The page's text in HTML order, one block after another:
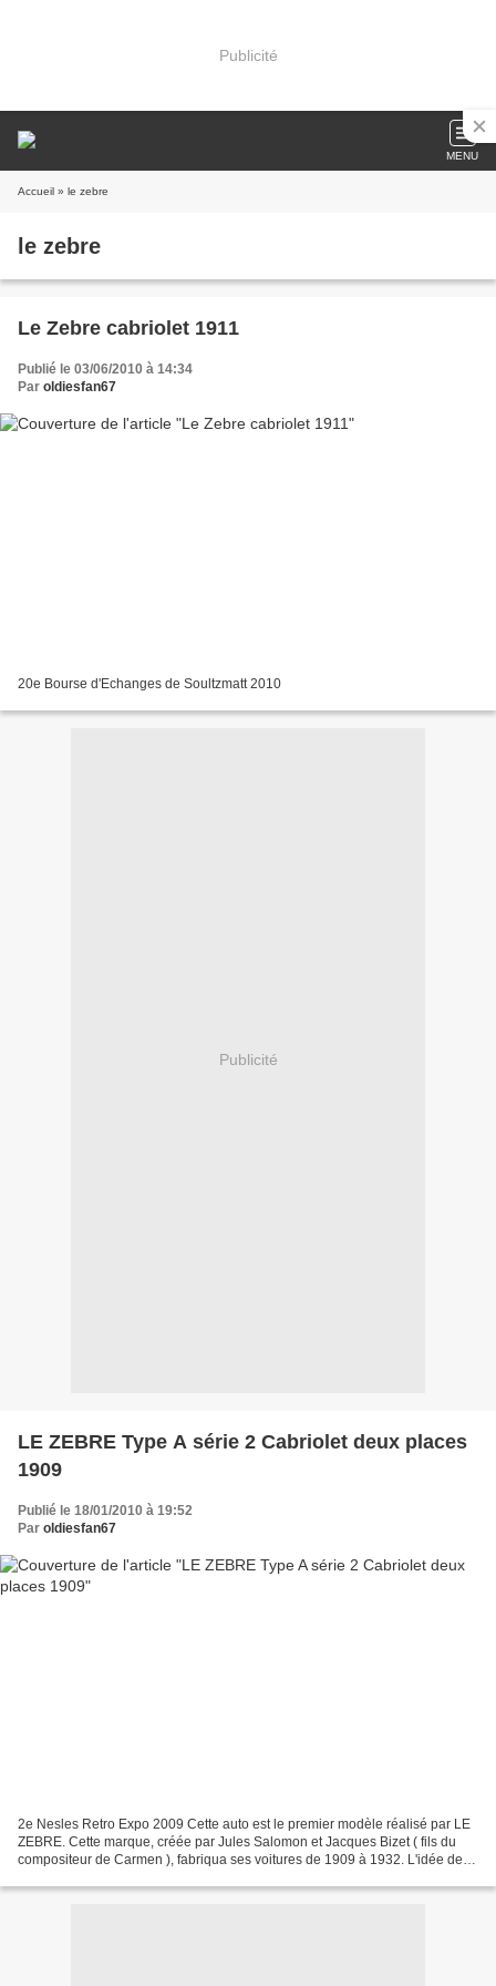
Publicité
MENU
Accueil » le zebre
le zebre
Le Zebre cabriolet 1911
Publié le 03/06/2010 à 14:34
Par oldiesfan67
20e Bourse d'Echanges de Soultzmatt 2010
Publicité
LE ZEBRE Type A série 2 Cabriolet deux places
1909
Publié le 18/01/2010 à 19:52
Par oldiesfan67
2e Nesles Retro Expo 2009 Cette auto est le premier modèle réalisé par LE
ZEBRE. Cette marque, créée par Jules Salomon et Jacques Bizet ( fils du
compositeur de Carmen ), fabriqua ses voitures de 1909 à 1932. L'idée de